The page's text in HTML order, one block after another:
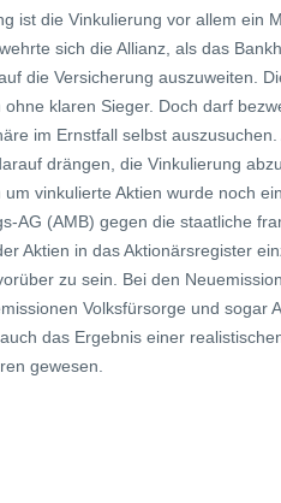
ist die Vinkulierung vor allem ein
sich die Allianz, als das
die Versicherung auszuweiten.
klaren Sieger. Doch darf
im Ernstfall selbst
drängen, die Vinkulierung
vinkulierte Aktien wurde noch
AG (AMB) gegen die staatliche
Aktien in das Aktionärsregister
zu sein. Bei den
Volksfürsorge und sogar
das Ergebnis einer
gewesen.